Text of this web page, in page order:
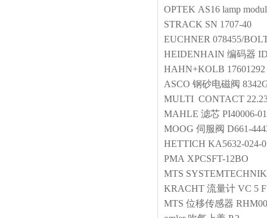
OPTEK AS16 lamp
STRACK SN 1707-40
EUCHNER 078455/
HEIDENHAIN 编码器
HAHN+KOLB 17601292
ASCO 钢砂电磁阀
MULTI CONTACT
MAHLE 滤芯 PI40006-
MOOG 伺服阀 D661-
HETTICH KA5632-024-
PMA XPCSFT-12BO
MTS SYSTEMTECHNIK
KRACHT 流量计 VC 5
MTS 位移传感器